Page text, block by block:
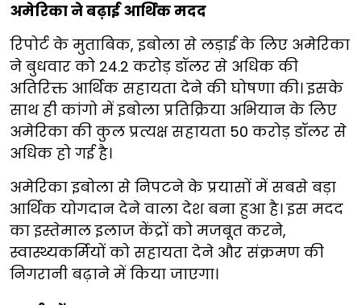
अमेरिका ने बढ़ाई आर्थिक मदद
रिपोर्ट के मुताबिक, इबोला से लड़ाई के लिए अमेरिका
ने बुधवार को 24.2 करोड़ डॉलर से अधिक की
अतिरिक्त आर्थिक सहायता देने की घोषणा की। इसके
साथ ही कांगो में इबोला प्रतिक्रिया अभियान के लिए
अमेरिका की कुल प्रत्यक्ष सहायता 50 करोड़ डॉलर से
अधिक हो गई है।
अमेरिका इबोला से निपटने के प्रयासों में सबसे बड़ा
आर्थिक योगदान देने वाला देश बना हुआ है। इस मदद
का इस्तेमाल इलाज केंद्रों को मजबूत करने,
स्वास्थ्यकर्मियों को सहायता देने और संक्रमण की
निगरानी बढ़ाने में किया जाएगा।